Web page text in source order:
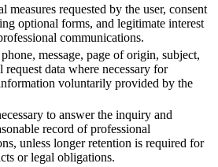
measures requested by the user, consent
optional forms, and legitimate interest
communications.
message, page of origin, subject,
request data where necessary for
voluntarily provided by the
to answer the inquiry and
record of professional
unless longer retention is required for
or legal obligations.